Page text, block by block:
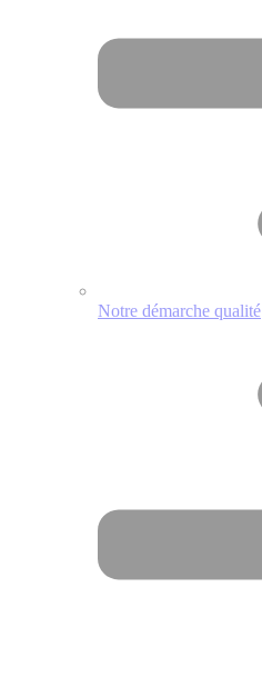
Notre démarche qualité